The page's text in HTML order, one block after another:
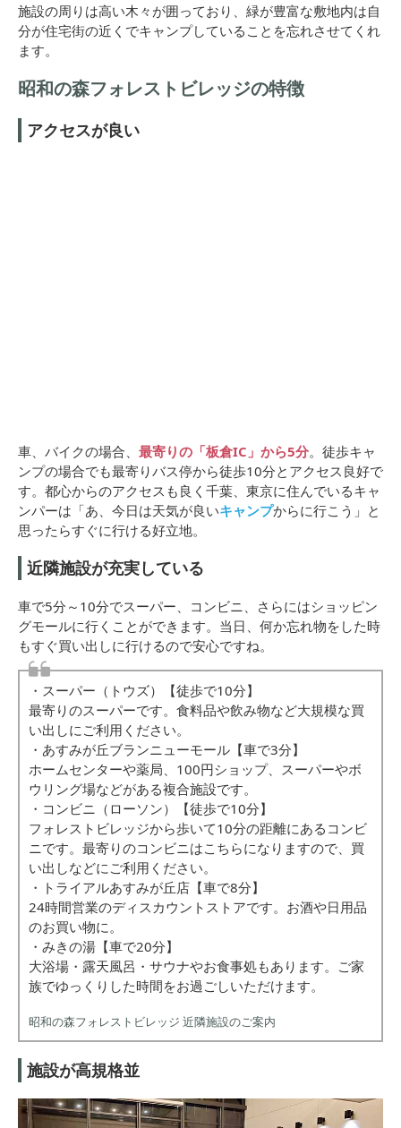
施設の周りは高い木々が囲っており、緑が豊富な敷地内は自
分が住宅街の近くでキャンプしていることを忘れさせてくれ
ます。
昭和の森フォレストビレッジの特徴
アクセスが良い
車、バイクの場合、 最寄りの「板倉IC」から5分。徒歩キャ
ンプの場合でも最寄りバス停から徒歩10分とアクセス良好で
す。都心からのアクセスも良く千葉、東京に住んでいるキャ
ンパーは「あ、今日は天気が良いキャンプからに行こう」と
思ったらすぐに行ける好立地。
近隣施設が充実している
車で5分～10分でスーパー、コンビニ、さらにはショッピン
グモールに行くことができます。当日、何か忘れ物をした時
もすぐ買い出しに行けるので安心ですね。
・スーパー（トウズ）【徒歩で10分】
最寄りのスーパーです。食料品や飲み物など大規模な買
い出しにご利用ください。
・あすみが丘ブランニューモール【車で3分】
ホームセンターや薬局、100円ショップ、スーパーやボ
ウリング場などがある複合施設です。
・コンビニ（ローソン）【徒歩で10分】
フォレストビレッジから歩いて10分の距離にあるコンビ
ニです。最寄りのコンビニはこちらになりますので、買
い出しなどにご利用ください。
・トライアルあすみが丘店【車で8分】
24時間営業のディスカウントストアです。お酒や日用品
のお買い物に。
・みきの湯【車で20分】
大浴場・露天風呂・サウナやお食事処もあります。ご家
族でゆっくりした時間をお過ごしいただけます。
昭和の森フォレストビレッジ 近隣施設のご案内
施設が高規格並